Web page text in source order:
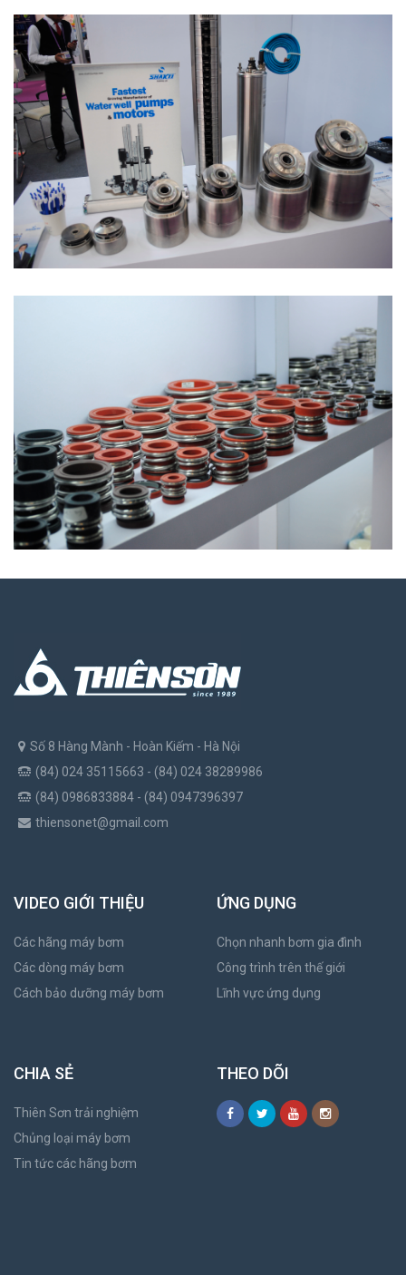
Số 8 Hàng Mành - Hoàn Kiếm - Hà Nội
(84) 024 35115663 - (84) 024 38289986
(84) 0986833884 - (84) 0947396397
thiensonet@gmail.com
VIDEO GIỚI THIỆU
Các hãng máy bơm
Các dòng máy bơm
Cách bảo dưỡng máy bơm
ỨNG DỤNG
Chọn nhanh bơm gia đình
Công trình trên thế giới
Lĩnh vực ứng dụng
CHIA SẺ
Thiên Sơn trải nghiệm
Chủng loại máy bơm
Tin tức các hãng bơm
THEO DÕI